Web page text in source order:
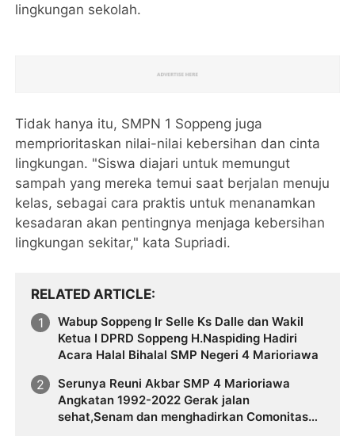
lingkungan sekolah.
Tidak hanya itu, SMPN 1 Soppeng juga
memprioritaskan nilai-nilai kebersihan dan cinta
lingkungan. "Siswa diajari untuk memungut
sampah yang mereka temui saat berjalan menuju
kelas, sebagai cara praktis untuk menanamkan
kesadaran akan pentingnya menjaga kebersihan
lingkungan sekitar," kata Supriadi.
RELATED ARTICLE
Wabup Soppeng Ir Selle Ks Dalle dan Wakil
Ketua I DPRD Soppeng H.Naspiding Hadiri
Acara Halal Bihalal SMP Negeri 4 Marioriawa
Serunya Reuni Akbar SMP 4 Marioriawa
Angkatan 1992-2022 Gerak jalan
sehat,Senam dan menghadirkan Comonitas